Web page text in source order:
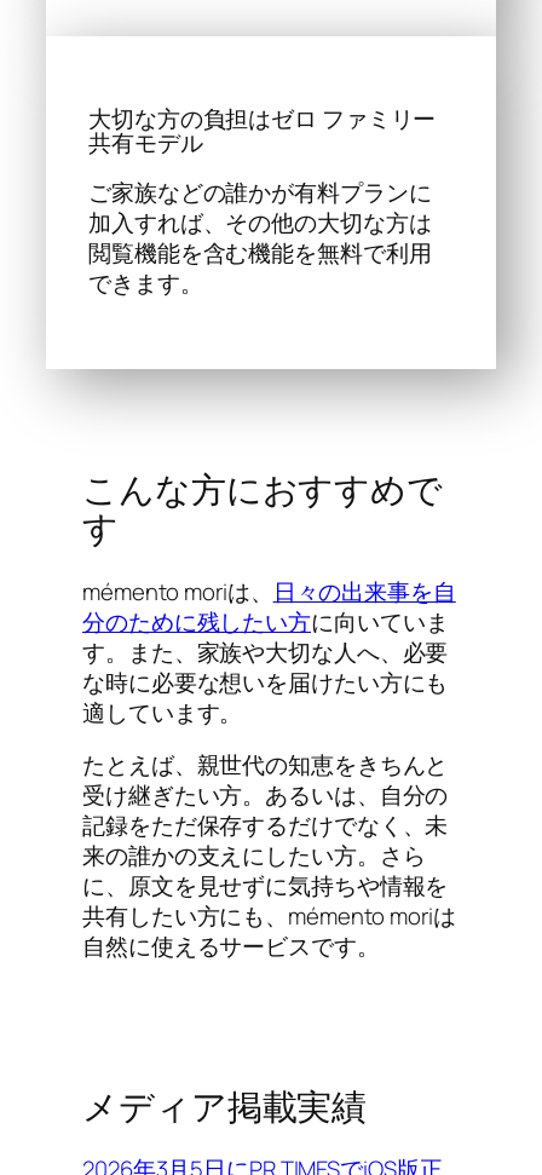
大切な方の負担はゼロ ファミリー
共有モデル
ご家族などの誰かが有料プランに
加入すれば、その他の大切な方は
閲覧機能を含む機能を無料で利用
できます。
こんな方におすすめで
す
mémento moriは、
日々の出来事を自
分のために残したい方に向いていま
す。また、家族や大切な人へ、必要
な時に必要な想いを届けたい方にも
適しています。
たとえば、親世代の知恵をきちんと
受け継ぎたい方。あるいは、自分の
記録をただ保存するだけでなく、未
来の誰かの支えにしたい方。さら
に、原文を見せずに気持ちや情報を
共有したい方にも、mémento moriは
自然に使えるサービスです。
メディア掲載実績